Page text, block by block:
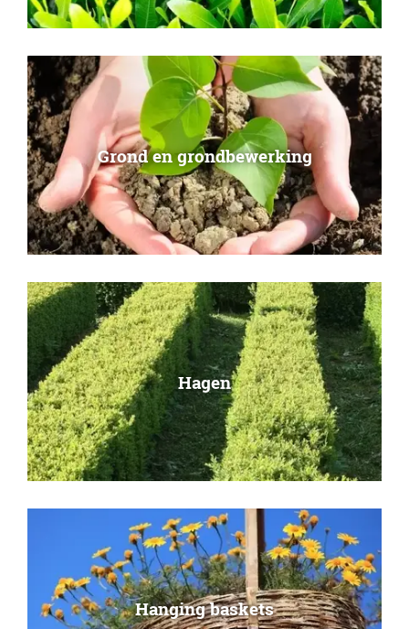
Grond en grondbewerking
Hagen
Hanging baskets